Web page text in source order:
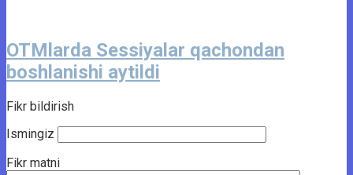
OTMlarda Sessiyalar qachondan
boshlanishi aytildi
Fikr bildirish
Ismingiz
Fikr matni